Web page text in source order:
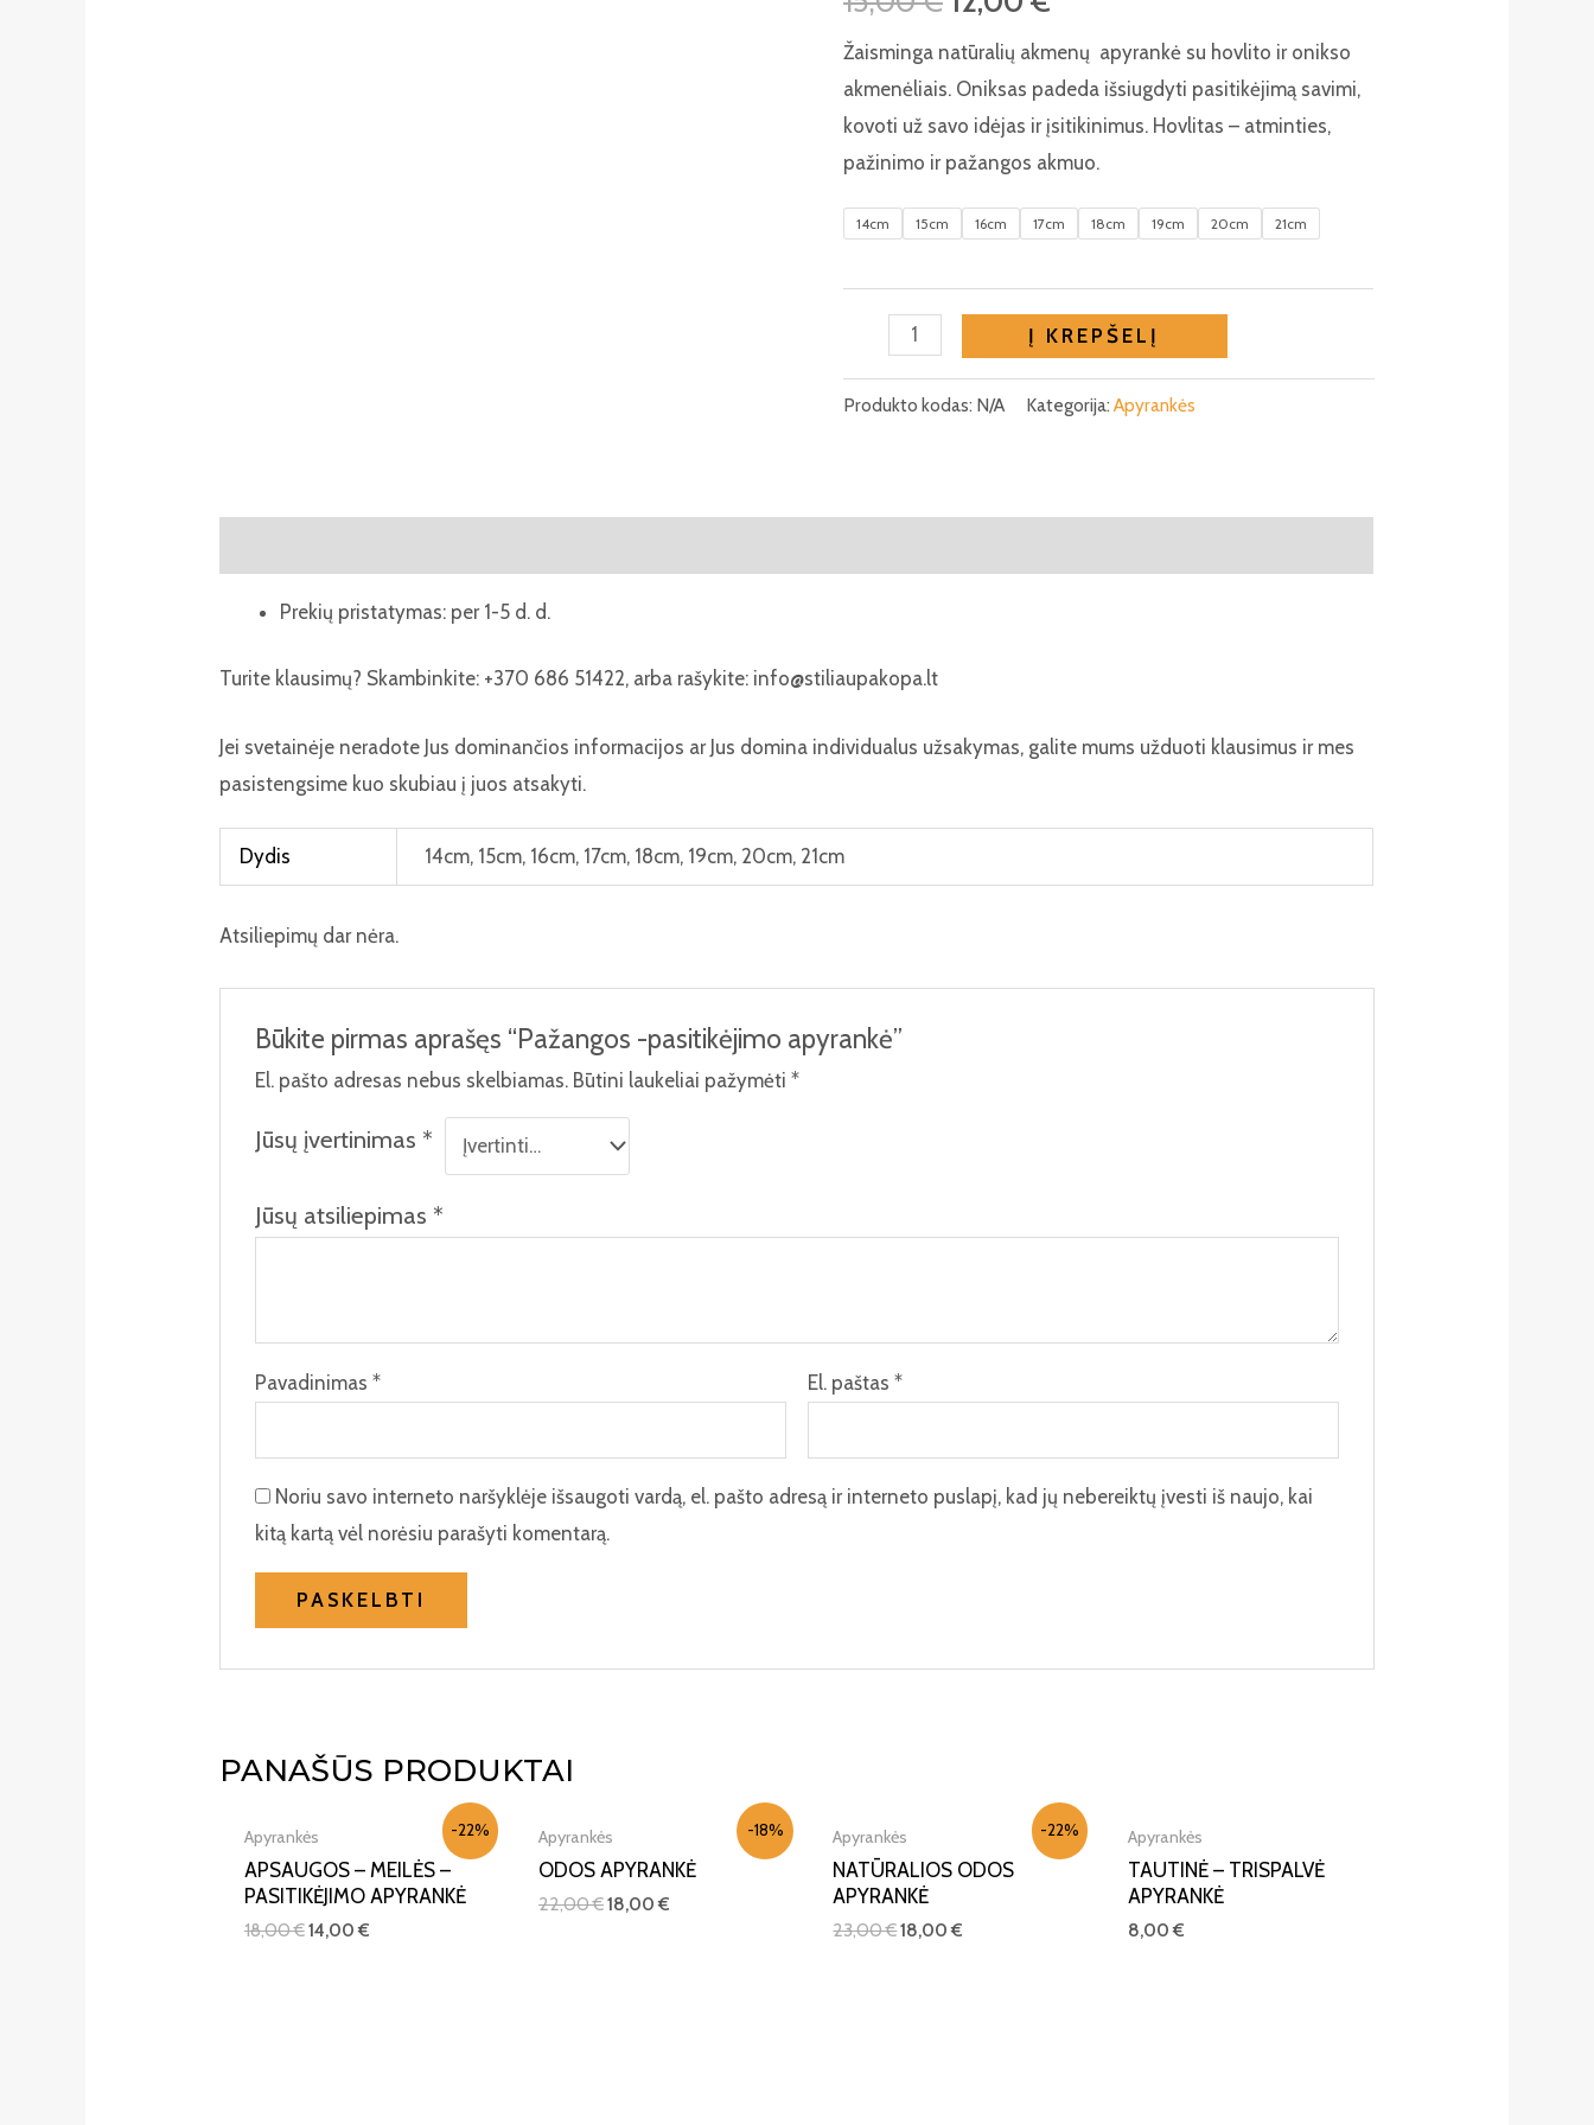
Žaisminga natūralių akmenų apyrankė su hovlito ir onikso
akmenėliais. Oniksas padeda išsiugdyti pasitikėjimą savimi,
kovoti už savo idėjas ir įsitikinimus. Hovlitas – atminties,
pažinimo ir pažangos akmuo.
14cm 15cm 16cm 17cm 18cm 19cm 20cm 21cm
produkto
Pažangos
apyrankė
Į KREPŠELĮ
Produkto kodas: N/A Kategorija: Apyrankės
Prekių pristatymas: per 1-5 d. d.
Turite klausimų? Skambinkite: +370 686 51422, arba rašykite: info@stiliaupakopa.lt
Jei svetainėje neradote Jus dominančios informacijos ar Jus domina individualus užsakymas, galite mums užduoti klausimus ir mes
pasistengsime kuo skubiau į juos atsakyti.
Dydis 14cm, 15cm, 16cm, 17cm, 18cm, 19cm, 20cm, 21cm
Atsiliepimų dar nėra.
Būkite pirmas aprašęs “Pažangos -pasitikėjimo apyrankė”
El. pašto adresas nebus skelbiamas. Būtini laukeliai pažymėti *
Jūsų įvertinimas *
Jūsų atsiliepimas *
Pavadinimas * El. paštas*
Noriu savo interneto naršyklėje išsaugoti vardą, el. pašto adresą ir interneto puslapį, kad jų nebereiktų įvesti iš naujo, kai
kitą kartą vėl norėsiu parašyti komentarą.
PANAŠŪS PRODUKTAI
-22%
Apyrankės
APSAUGOS – MEILĖS –
PASITIKĖJIMO APYRANKĖ
18,00€14,00€
-18%
Apyrankės
ODOS APYRANKĖ
22,00€18,00€
-22%
Apyrankės
NATŪRALIOS ODOS
APYRANKĖ
23,00€18,00€
Apyrankės
TAUTINĖ – TRISPALVĖ
APYRANKĖ
8,00€